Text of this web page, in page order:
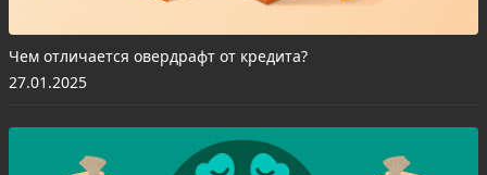
Чем отличается овердрафт от кредита?
27.01.2025